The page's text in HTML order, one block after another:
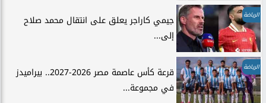
الرياضة
جيمي كاراجر يعلق على انتقال محمد صلاح
إلى...
الرياضة
قرعة كأس عاصمة مصر 2026-2027.. بيراميدز
في مجموعة...